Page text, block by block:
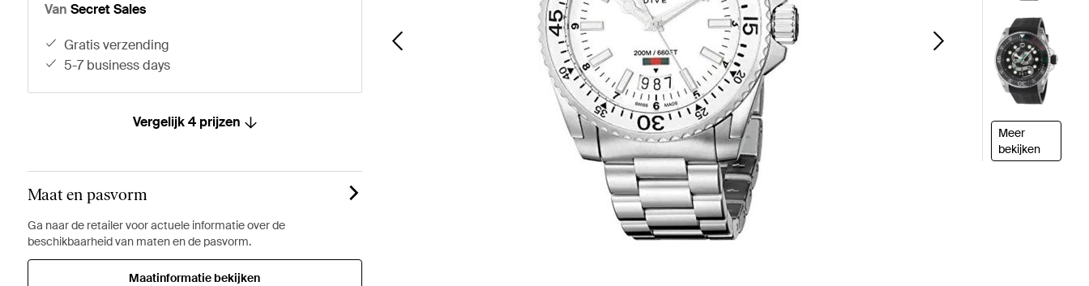
Van Secret Sales
gratis verzending
5-7 business days
Vergelijk 4 prijzen
Maat en pasvorm
Ga naar de retailer voor actuele informatie over de
beschikbaarheid van maten en de pasvorm.
Maatinformatie bekijken
Meer
bekijken